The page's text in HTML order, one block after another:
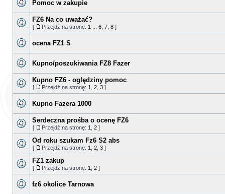
Pomoc w zakupie
FZ6 Na co uważać?
[ Przejdź na stronę: 1 6 7 8 ]
ocena FZ1 S
Kupno/poszukiwania FZ8 Fazer
Kupno FZ6 - oględziny pomoc
[ Przejdź na stronę: 1 2 3 ]
Kupno Fazera 1000
Serdeczna prośba o ocenę FZ6
[ Przejdź na stronę: 1 2 ]
Od roku szukam Fz6 S2 abs
[ Przejdź na stronę: 1 2 3 ]
FZ1 zakup
[ Przejdź na stronę: 1 2 ]
fz6 okolice Tarnowa